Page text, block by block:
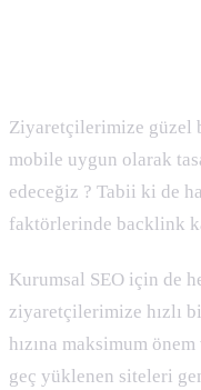
Ziyaretçilerimize güzel
mobile uygun olarak
edeceğiz ? Tabii ki de
faktörlerinde backlink
Kurumsal SEO için de
ziyaretçilerimize hızlı
hızına maksimum
geç yüklenen siteleri